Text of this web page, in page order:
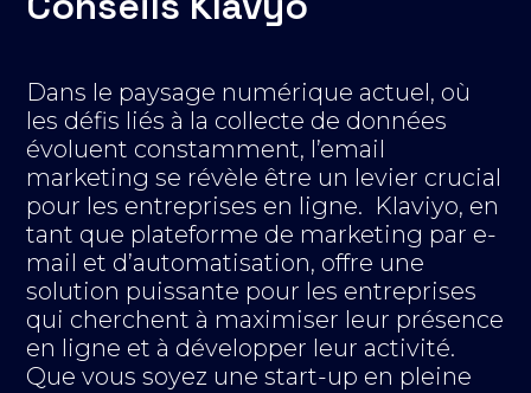
Dans le paysage numérique actuel, où
les défis liés à la collecte de données
évoluent constamment, l’email
marketing se révèle être un levier crucial
pour les entreprises en ligne. Klaviyo, en
tant que plateforme de marketing par e-
mail et d’automatisation, offre une
solution puissante pour les entreprises
qui cherchent à maximiser leur présence
en ligne et à développer leur activité.
Que vous soyez une start-up en pleine